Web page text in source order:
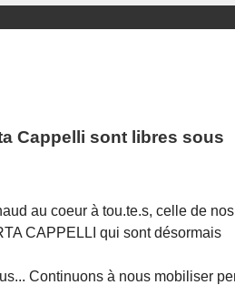
Cappelli sont libres sous
au coeur à tou.te.s, celle de nos
CAPPELLI qui sont désormais
Continuons à nous mobiliser